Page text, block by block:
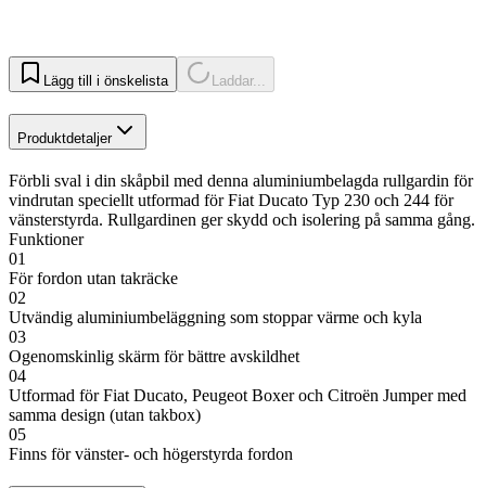
Lägg till i önskelista Laddar...
Produktdetaljer
Förbli sval i din skåpbil med denna aluminiumbelagda rullgardin för
vindrutan speciellt utformad för Fiat Ducato Typ 230 och 244 för
vänsterstyrda. Rullgardinen ger skydd och isolering på samma gång.
Funktioner
01
För fordon utan takräcke
02
Utvändig aluminiumbeläggning som stoppar värme och kyla
03
Ogenomskinlig skärm för bättre avskildhet
04
Utformad för Fiat Ducato, Peugeot Boxer och Citroën Jumper med
samma design (utan takbox)
05
Finns för vänster- och högerstyrda fordon